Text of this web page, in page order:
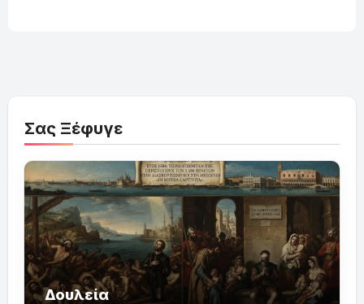
Σας Ξέφυγε
Δουλεία